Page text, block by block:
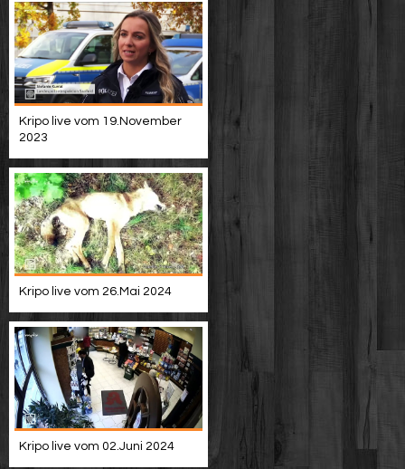
Kripo live vom 19.November
2023
Kripo live vom 26.Mai 2024
Kripo live vom 02.Juni 2024